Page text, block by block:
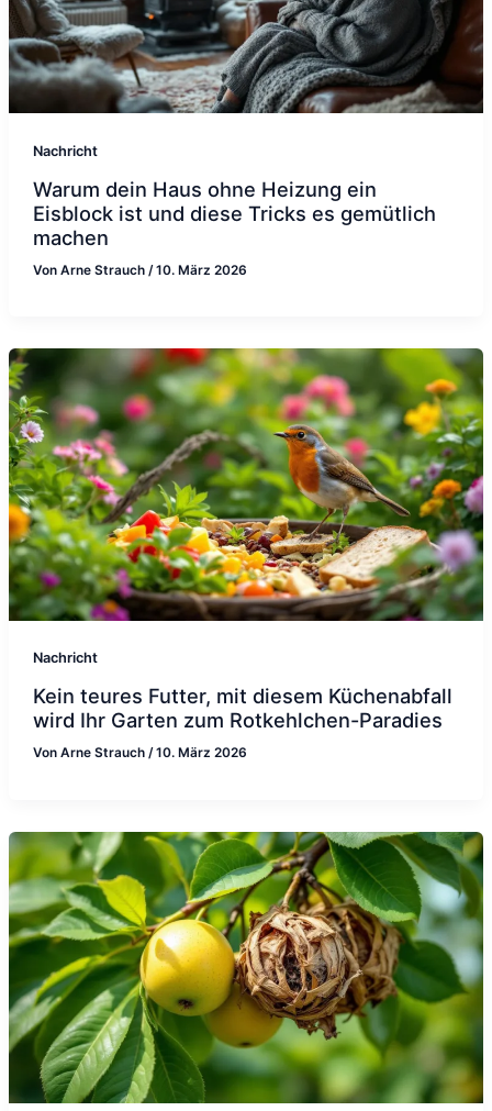
Nachricht
Warum dein Haus ohne Heizung ein
Eisblock ist und diese Tricks es gemütlich
machen
Von Arne Strauch /10. März 2026
Nachricht
Kein teures Futter, mit diesem Küchenabfall
wird Ihr Garten zum Rotkehlchen-Paradies
Von Arne Strauch /10. März 2026